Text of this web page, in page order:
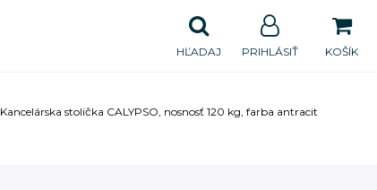
KOŠÍK
PRIHLÁSIŤ
HĽADAJ
Kancelárska stolička CALYPSO, nosnosť 120 kg, farba antracit